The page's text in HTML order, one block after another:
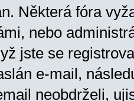
Některá fóra
nebo
jste se
e-mail,
neobdrželi,